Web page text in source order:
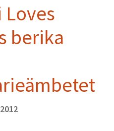
Loves
berika